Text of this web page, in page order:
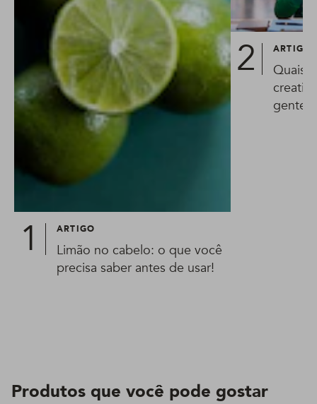
ARTIGO
Limão no cabelo: o que você
precisa saber antes de usar!
ARTIGO
Quais
gente
Produtos que você pode gostar